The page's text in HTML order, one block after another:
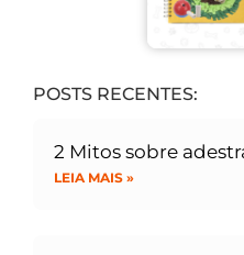
POSTS RECENTES:
2 Mitos sobre
LEIA MAIS »